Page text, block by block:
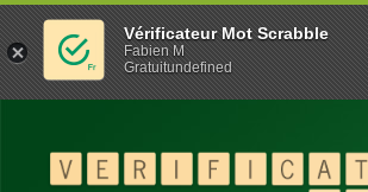
Vérificateur Mot Scrabble
Fabien M
Gratuitundefined